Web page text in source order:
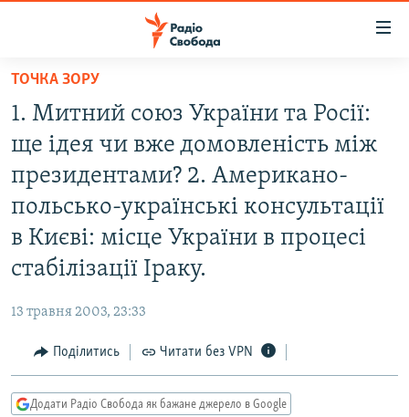
Перейти
основного
матеріалу
до
основної
навігації
Перейти
до
ЕКОНОМІКА
СУСПІЛЬСТВО
УКРАЇНА
СВІТ
РОСІЙСЬКА «ФІЛЬТРАЦІЯ»
ДОНБАС.РЕАЛІЇ
СХЕМИ
КИТАЙ.ВИКЛИКИ
ТОЧКА ЗОРУ
1. Митний союз України та Росії:
ще ідея чи вже домовленість між
президентами? 2. Американо-
польсько-українські консультації
в Києві: місце України в процесі
стабілізації Іраку.
13 травня 2003, 23:33
Поділитись Читати без VPN
Додати Радіо Свобода як бажане джерело в Google